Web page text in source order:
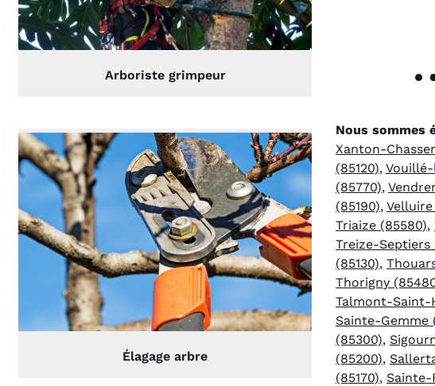
Arboriste grimpeur
Élagage arbre
Nous sommes
Xanton-
(85120),
(85770),
(85190), Velluire
Triaize (85580),
Treize-Septiers
(85130),
Thorigny
Talmont-Saint-
Sainte-Gemme
(85300),
(85200),
(85170), Sainte-